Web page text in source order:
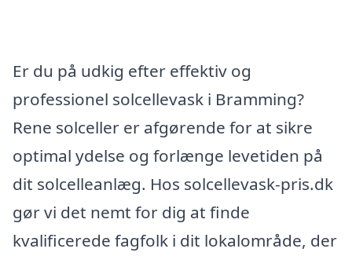
Er du på udkig efter effektiv og
professionel solcellevask i Bramming?
Rene solceller er afgørende for at sikre
optimal ydelse og forlænge levetiden på
dit solcelleanlæg. Hos solcellevask-pris.dk
gør vi det nemt for dig at finde
kvalificerede fagfolk i dit lokalområde, der